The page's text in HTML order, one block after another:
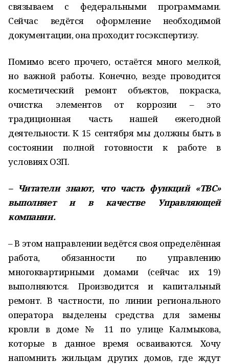
связываем с федеральными программами.
Сейчас ведётся оформление необходимой
документации, она проходит госэкспертизу.
Помимо всего прочего, остаётся много мелкой,
но важной работы. Конечно, везде проводится
косметический ремонт объектов, покраска,
очистка элементов от коррозии – это
традиционная часть нашей ежегодной
деятельности. К 15 сентября мы должны быть в
состоянии полной готовности к работе в
условиях ОЗП.
– Читатели знают, что часть функций «ТВС»
выполняет и в качестве Управляющей
компании.
– В этом направлении ведётся своя определённая
работа, обязанности по управлению
многоквартирными домами (сейчас их 19)
выполняются. Производится и капитальный
ремонт. В частности, по линии регионального
оператора выделены средства для замены
кровли в доме № 11 по улице Калмыкова,
которые в данное время осваиваются. Хочу
напомнить жильцам других домов, где ждут